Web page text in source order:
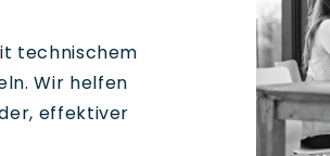
technischem
Wir helfen
effektiver